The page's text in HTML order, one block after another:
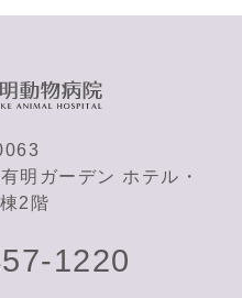
明ガーデン ホテル・
2階
1220